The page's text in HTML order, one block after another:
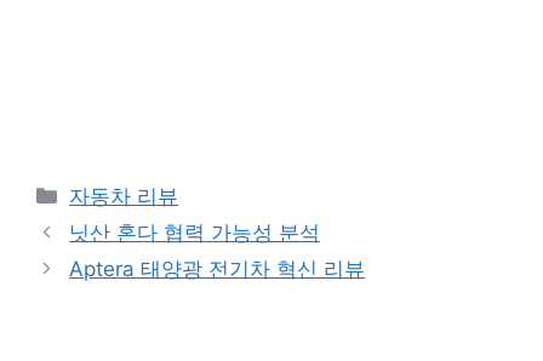
Categories
자동차 리뷰
닛산 혼다 협력 가능성 분석
Aptera 태양광 전기차 혁신 리뷰